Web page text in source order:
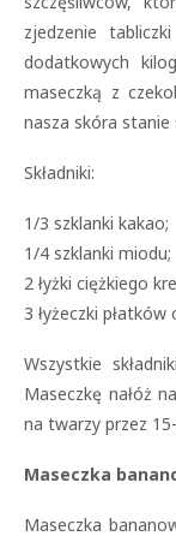
zjedzenie
dodatkowych
maseczką z
nasza skóra stanie
Składniki:
1/3 szklanki kakao;
1/4 szklanki miodu;
2 łyżki ciężkiego
3 łyżeczki płatków
Wszystkie
Maseczkę nałóż
na twarzy przez
Maseczka
Maseczka